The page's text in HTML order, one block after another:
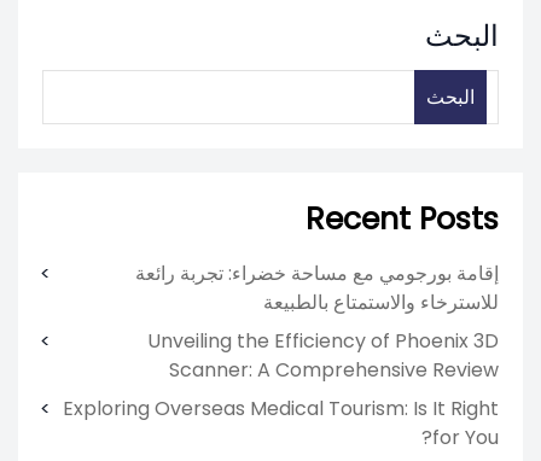
البحث
البحث
Recent Posts
إقامة بورجومي مع مساحة خضراء: تجربة رائعة
للاسترخاء والاستمتاع بالطبيعة
Unveiling the Efficiency of Phoenix 3D
Scanner: A Comprehensive Review
Exploring Overseas Medical Tourism: Is It Right
for You?